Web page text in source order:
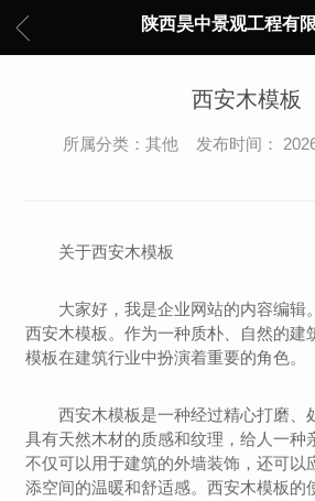
陕西昊中景观工程有
西安木模板
所属分类：其他 发布时间：
关于西安木模板
大家好，我是企业网站的内容编辑
西安木模板。作为一种质朴、自然的建
模板在建筑行业中扮演着重要的角色。
西安木模板是一种经过精心打磨、
具有天然木材的质感和纹理，给人一种
不仅可以用于建筑的外墙装饰，还可以
添空间的温暖和舒适感。西安木模板的